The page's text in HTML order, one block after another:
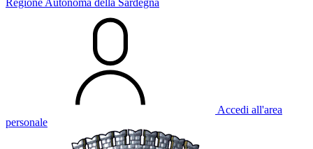
Regione Autonoma della Sardegna
Accedi all'area
personale